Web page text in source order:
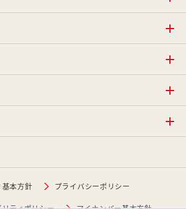
基本方針 プライバシーポリシー